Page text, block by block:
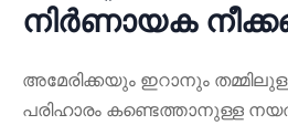
നിർണായക
അമേരിക്കയും ഇറാനും
പരിഹാരം കണ്ടെത്താനുള്ള